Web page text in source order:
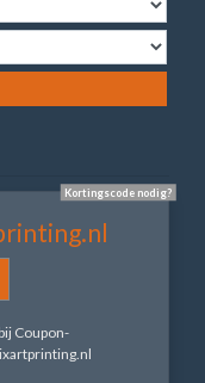
Kortingscode nodig?
Coupon-